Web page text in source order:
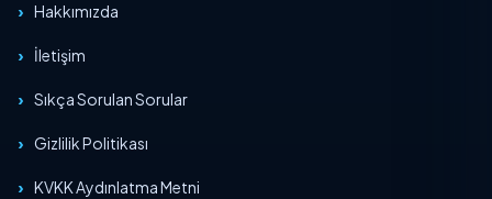
Hakkımızda
İletişim
Sıkça Sorulan Sorular
Gizlilik Politikası
KVKK Aydınlatma Metni